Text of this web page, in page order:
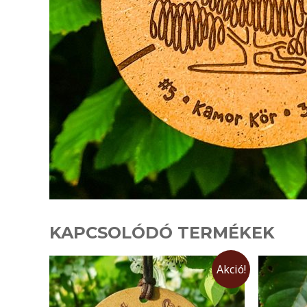
KAPCSOLÓDÓ TERMÉKEK
Akció!